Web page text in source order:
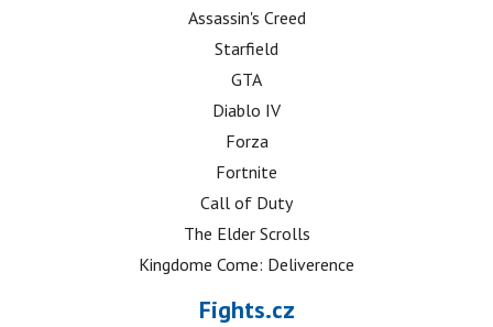
Assassin's Creed
Starfield
GTA
Diablo IV
Forza
Fortnite
Call of Duty
The Elder Scrolls
Kingdome Come: Deliverence
Fights.cz